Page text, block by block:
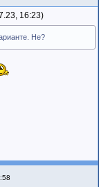
16:23
Не?